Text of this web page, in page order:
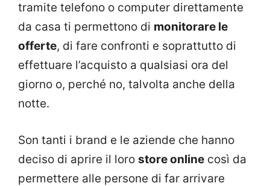
tramite telefono o computer direttamente
da casa ti permettono di monitorare le
offerte, di fare confronti e soprattutto di
effettuare l’acquisto a qualsiasi ora del
giorno o, perché no, talvolta anche della
notte.
Son tanti i brand e le aziende che hanno
deciso di aprire il loro store online così da
permettere alle persone di far arrivare